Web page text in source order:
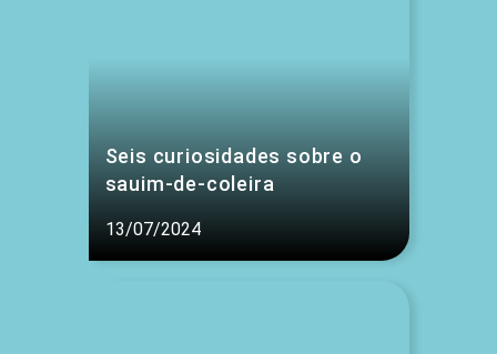
Seis curiosidades sobre o
sauim-de-coleira
13/07/2024